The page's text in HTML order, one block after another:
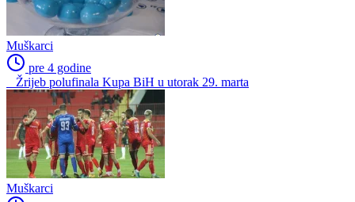
Muškarci
pre 4 godine
Žrijeb polufinala Kupa BiH u utorak 29. marta
Muškarci